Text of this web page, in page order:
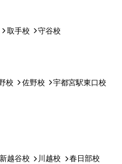
取手校
守谷校
校 佐野校 宇都宮駅東口校
新越谷校 川越校
春日部校